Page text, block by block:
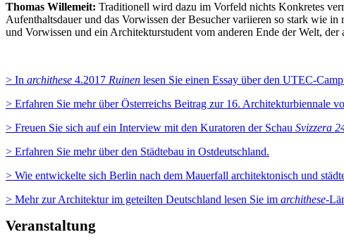
Thomas Willemeit: Traditionell wird dazu im Vorfeld nichts Konkretes
Aufenthaltsdauer und das Vorwissen der Besucher variieren so stark wie
und Vorwissen und ein Architekturstudent vom anderen Ende der Welt,
> In archithese 4.2017 Ruinen lesen Sie einen Essay über den UTEC-
> Erfahren Sie mehr über Österreichs Beitrag zur 16. Architekturbiennale
> Freuen Sie sich auf ein Interview mit den Kuratoren der Schau Svizzera
> Erfahren Sie mehr über den Städtebau in Ostdeutschland.
> Wie entwickelte sich Berlin nach dem Mauerfall architektonisch und
> Mehr zur Architektur im geteilten Deutschland lesen Sie im archithese-
Veranstaltung